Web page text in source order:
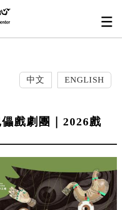
中文 ENGLISH
儡戲劇團｜2026戲